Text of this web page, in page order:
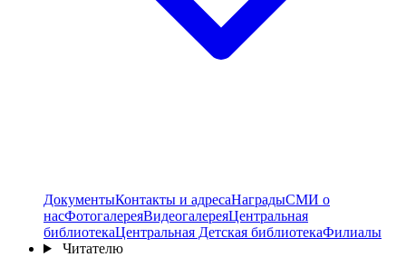
ДокументыКонтакты и адресаНаградыСМИ о
насФотогалереяВидеогалереяЦентральная
библиотекаЦентральная Детская библиотекаФилиалы
Читателю